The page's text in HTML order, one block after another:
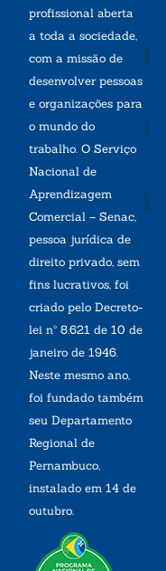
profissional aberta
a toda a sociedade,
com a missão de
desenvolver pessoas
e organizações para
o mundo do
trabalho. O Serviço
Nacional de
Aprendizagem
Comercial – Senac,
pessoa jurídica de
direito privado, sem
fins lucrativos, foi
criado pelo Decreto-
lei nº 8.621 de 10 de
janeiro de 1946.
Neste mesmo ano,
foi fundado também
seu Departamento
Regional de
Pernambuco,
instalado em 14 de
outubro.